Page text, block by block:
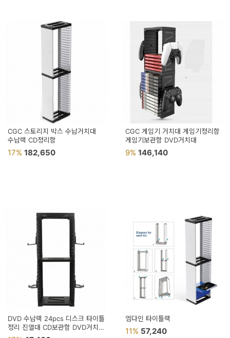
CGC 스토리지 박스 수납거치대
수납랙 CD정리함
17% 182,650
CGC 게임기 거치대 게임기정리함
게임기보관함 DVD거치대
9% 146,140
DVD 수납랙 24pcs 디스크 타이틀
정리 진열대 CD보관함 DVD거치대
게임기정리함
엠다인 타이틀랙
11% 57,240